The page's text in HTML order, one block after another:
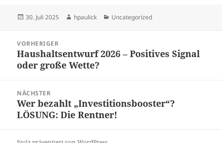
Veröffentlicht
30. Juli 2025 Autor
hpaulick Kategorien
Uncategorized
VORHERIGER
Vorheriger
Beitrag:
Haushaltsentwurf 2026 – Positives Signal
oder große Wette?
NÄCHSTER
Nächster
Beitrag:
Wer bezahlt „Investitionsbooster“?
LÖSUNG: Die Rentner!